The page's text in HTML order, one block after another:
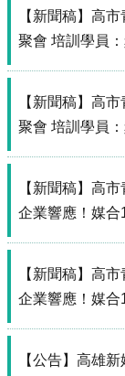
題
專
區
民
服
開
資
網
站
覽
局
【新聞稿】高
聚會 培訓學員
【新聞稿】高
聚會 培訓學員
【新聞稿】高
企業響應！媒合
【新聞稿】高
企業響應！媒合
【公告】高雄